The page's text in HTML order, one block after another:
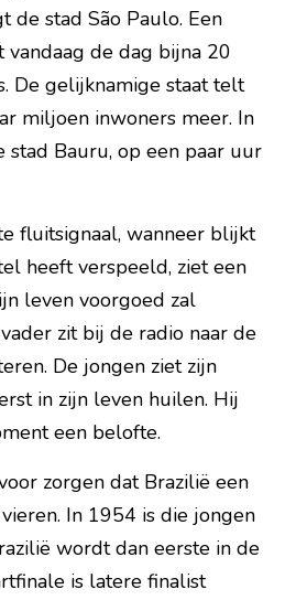
de stad São Paulo. Een
vandaag de dag bijna 20
De gelijknamige staat telt
miljoen inwoners meer. In
stad Bauru, op een paar uur
fluitsignaal, wanneer blijkt
heeft verspeeld, ziet een
leven voorgoed zal
zit bij de radio naar de
De jongen ziet zijn
in zijn leven huilen. Hij
een belofte.
zorgen dat Brazilië een
In 1954 is die jongen
wordt dan eerste in de
is latere finalist